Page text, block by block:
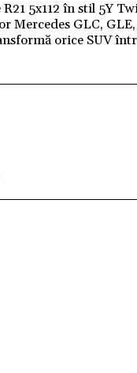
5x112 în stil 5Y
Mercedes GLC,
orice SUV
ca fiecare